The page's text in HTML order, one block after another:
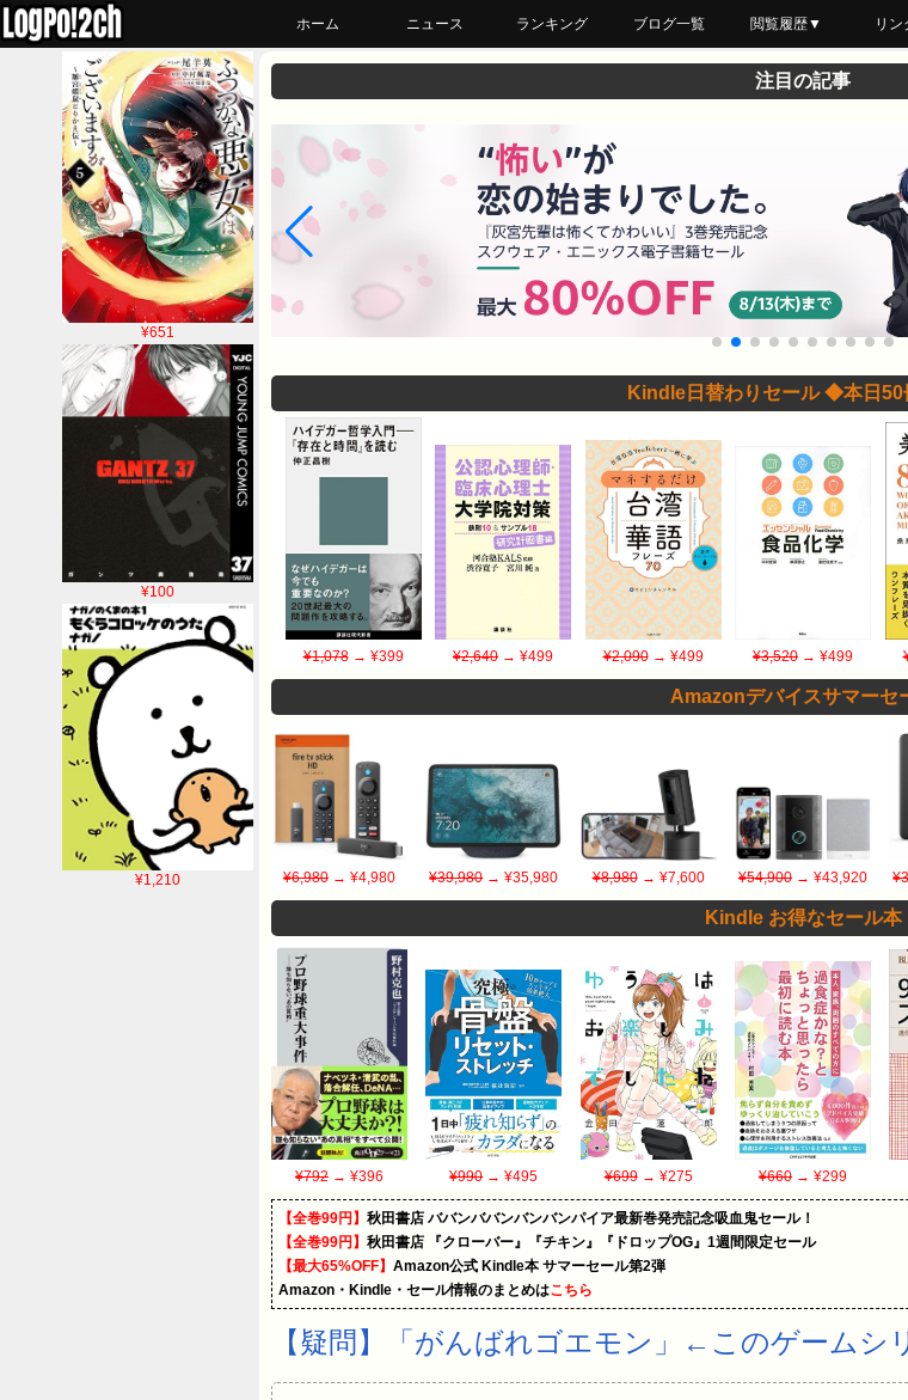
ホーム ニュース ランキング ブログ一覧 閲覧履歴▼
最近読んだ
あとで読む
ブックマーク
リ
¥651
¥100
¥1,210
注目の記事
Kindle日替わりセール ◆本日50
¥1,078→ ¥399 ¥2,640 → ¥499 ¥2,090→ ¥499 ¥3,520 → ¥499
Amazonデバイスサマーセ
¥6,980 → ¥4,980 ¥39,980→ ¥35,980 ¥8,980→ ¥7,600 ¥54,900→ ¥43,920
Kindle お得なセール本
¥792 → ¥396 ¥990→ ¥495 ¥699→ ¥275 ¥660→ ¥299
【全巻99円】 秋田書店 ババンババンバンバンパイア最新巻発売記念吸血鬼セール！
【全巻99円】 秋田書店 『クローバー』『チキン』『ドロップOG』1週間限定セール
【最大65%OFF】 Amazon公式 Kindle本 サマーセール第2弾
Amazon・Kindle・セール情報のまとめはこちら
【疑問】「がんばれゴエモン」←このゲームシ